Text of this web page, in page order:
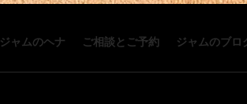
ジャムのヘナ ご相談とご予約 ジャムのブロ